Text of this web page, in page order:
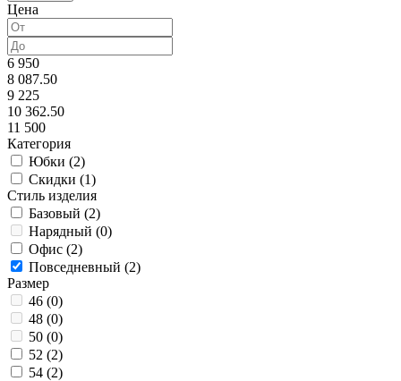
Цена
6 950
8 087.50
9 225
10 362.50
11 500
Категория
Юбки (2)
Скидки (1)
Стиль изделия
Базовый (2)
Нарядный (0)
Офис (2)
Повседневный (2)
Размер
46 (0)
48 (0)
50 (0)
52 (2)
54 (2)